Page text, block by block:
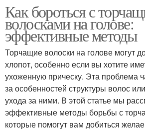
Как бороться с
волосками на голове:
эффективные методы
Торчащие волоски на голове могут
хлопот, особенно если вы хотите
ухоженную прическу. Эта проблема
за особенностей структуры волос
ухода за ними. В этой статье мы
эффективные методы борьбы с
которые помогут вам добиться